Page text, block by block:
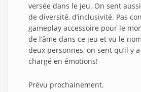
versée dans le jeu. On sent
de diversité, d’inclusivité. Pas
gameplay accessoire pour le
de l’âme dans ce jeu et vu le
deux personnes, on sent qu’il y
chargé en émotions!
Prévu prochainement.